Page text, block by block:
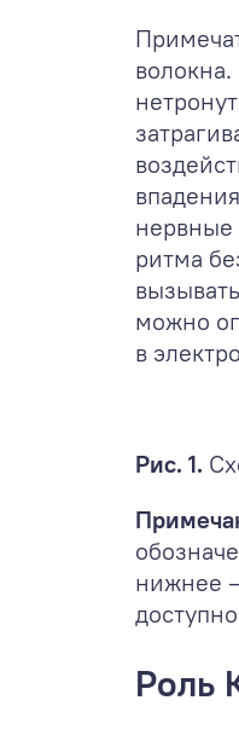
нервные
ритма
можно
в
Рис. 1.
нижнее
Роль